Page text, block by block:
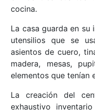
cocina.
La casa guarda en
utensilios que se
asientos de cuero,
madera, mesas,
elementos que tenían
La creación del
exhaustivo